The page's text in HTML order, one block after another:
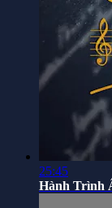
25:45
Hành Trình